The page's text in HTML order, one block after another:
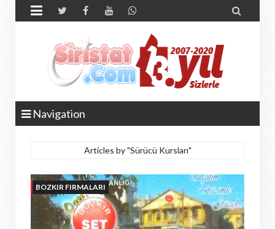
 
Navigation
Articles by "Sürücü Kursları"
BOZKIR FIRMALARI